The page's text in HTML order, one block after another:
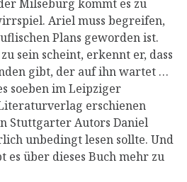
Milseburg kommt es zu
Ariel muss begreifen,
Plans geworden ist.
sein scheint, erkennt er, dass
gibt, der auf ihn wartet …
soeben im Leipziger
erschienen
Stuttgarter Autors Daniel
unbedingt lesen sollte. Und
es über dieses Buch mehr zu